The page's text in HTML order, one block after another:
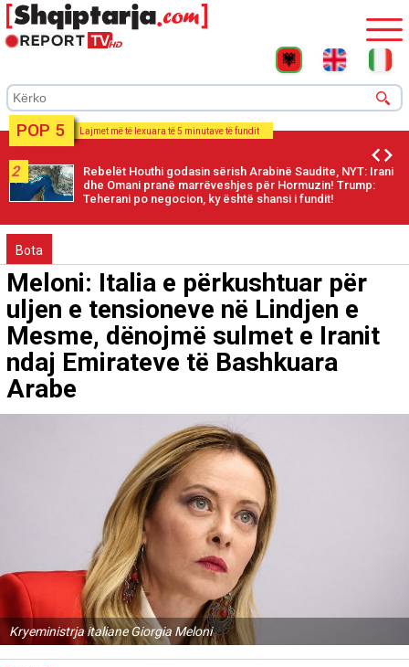
POP 5 Lajmet më të lexuara të 5 minutave të fundit
2
Rebelët Houthi godasin sërish Arabinë Saudite, NYT: Irani
dhe Omani pranë marrëveshjes për Hormuzin! Trump:
Teherani po negocion, ky është shansi i fundit!
Bota
Meloni: Italia e përkushtuar për
uljen e tensioneve në Lindjen e
Mesme, dënojmë sulmet e Iranit
ndaj Emirateve të Bashkuara
Arabe
Kryeministrja italiane Giorgia Meloni